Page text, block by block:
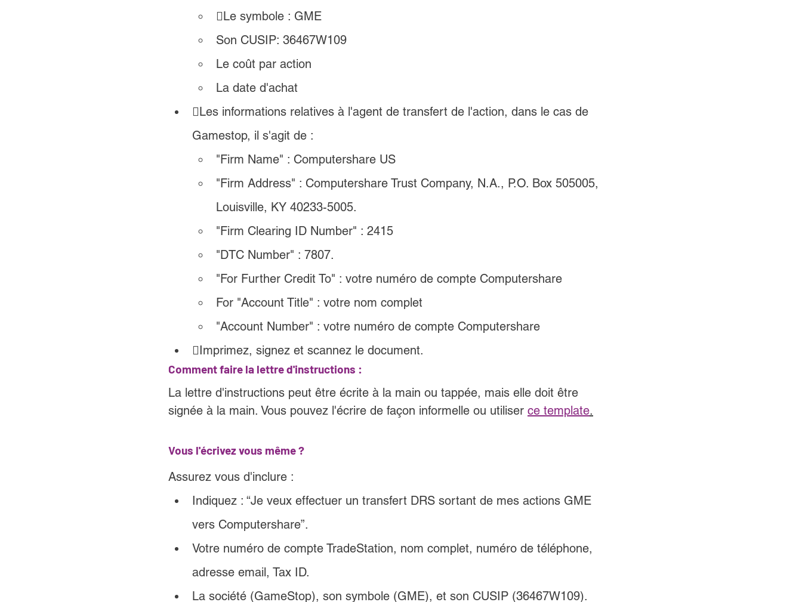
Le symbole : GME
Son CUSIP: 36467W109
Le coût par action
La date d'achat
Les informations relatives à l'agent de transfert de l'action, dans le cas de
Gamestop, il s'agit de :
"Firm Name" : Computershare US
"Firm Address" : Computershare Trust Company, N.A., P.O. Box 505005,
Louisville, KY 40233-5005.
"Firm Clearing ID Number" : 2415
"DTC Number" : 7807.
"For Further Credit To" : votre numéro de compte Computershare
For "Account Title" : votre nom complet
"Account Number" : votre numéro de compte Computershare
Imprimez, signez et scannez le document.
Comment faire la lettre d'instructions :
La lettre d'instructions peut être écrite à la main ou tappée, mais elle doit être
signée à la main. Vous pouvez l'écrire de façon informelle ou utiliser ce template.
Vous l'écrivez vous même ?
Assurez vous d'inclure :
Indiquez : “Je veux effectuer un transfert DRS sortant de mes actions GME
vers Computershare”.
Votre numéro de compte TradeStation, nom complet, numéro de téléphone,
adresse email, Tax ID.
La société (GameStop), son symbole (GME), et son CUSIP (36467W109).